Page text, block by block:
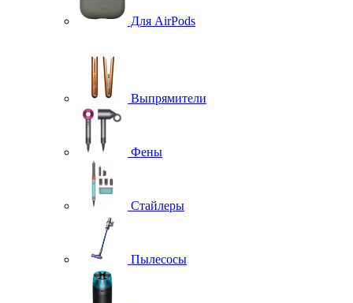
Для AirPods
Выпрямители
Фены
Стайлеры
Пылесосы